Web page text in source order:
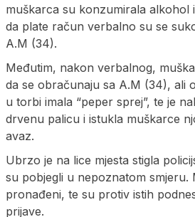
muškarca su konzumirala alkohol
da plate račun verbalno su se
A.M (34).
Međutim, nakon verbalnog,
da se obračunaju sa A.M (34), ali
u torbi imala “peper sprej”, te je
drvenu palicu i istukla muškarce
avaz.
Ubrzo je na lice mjesta stigla
su pobjegli u nepoznatom smjeru.
pronađeni, te su protiv istih
prijave.